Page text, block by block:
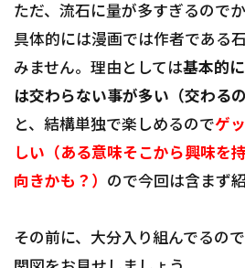
ただ、流石に量が多すぎるので
具体的には漫画では作者である
みません。理由としては基本的
は交わらない事が多い（交わる
と、結構単独で楽しめるのでゲ
しい（ある意味そこから興味を
向きかも？） ので今回は含まず
その前に、大分入り組んでるの